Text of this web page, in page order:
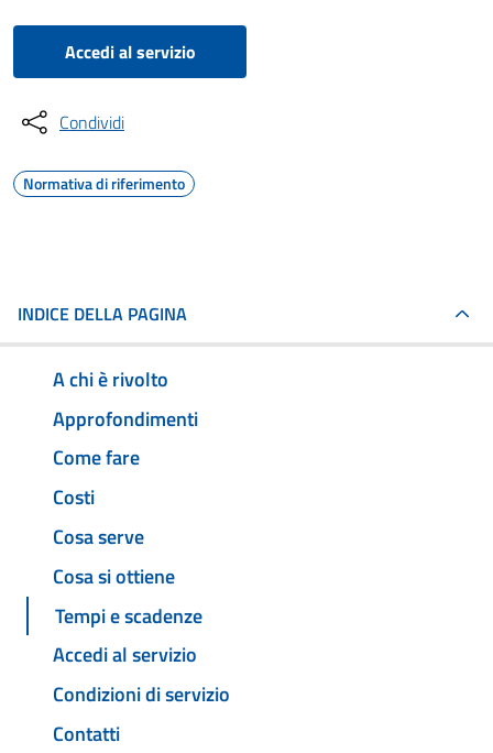
Accedi al servizio
Condividi
Normativa di riferimento
INDICE DELLA PAGINA
A chi è rivolto
Approfondimenti
Come fare
Costi
Cosa serve
Cosa si ottiene
Tempi e scadenze
Accedi al servizio
Condizioni di servizio
Contatti